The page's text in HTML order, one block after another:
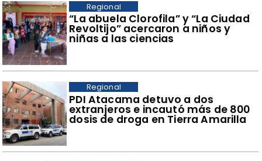
​“La abuela Clorofila” y “La Ciudad
Revoltijo” acercaron a niños y
niñas a las ciencias
Regional
​PDI Atacama detuvo a dos
extranjeros e incautó más de 800
dosis de droga en Tierra Amarilla
Regional